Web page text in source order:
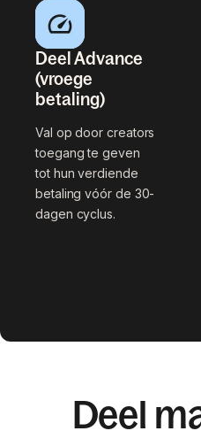
Deel Advance
(vroege
betaling)
Val op door creators
toegang te geven
tot hun verdiende
betaling vóór de 30-
dagen cyclus.
Deel